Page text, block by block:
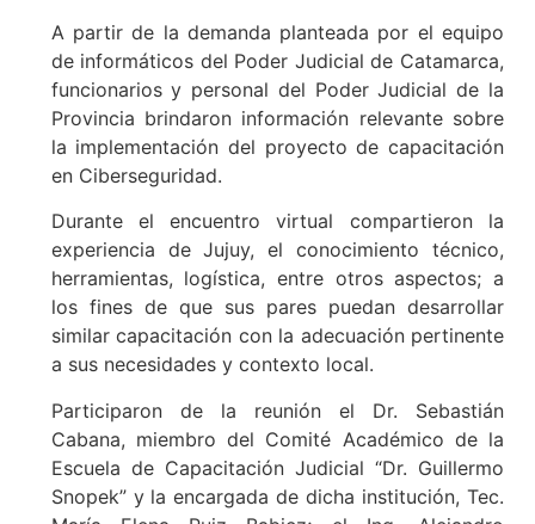
A partir de la demanda planteada por el equipo
de informáticos del Poder Judicial de Catamarca,
funcionarios y personal del Poder Judicial de la
Provincia brindaron información relevante sobre
la implementación del proyecto de capacitación
en Ciberseguridad.
Durante el encuentro virtual compartieron la
experiencia de Jujuy, el conocimiento técnico,
herramientas, logística, entre otros aspectos; a
los fines de que sus pares puedan desarrollar
similar capacitación con la adecuación pertinente
a sus necesidades y contexto local.
Participaron de la reunión el Dr. Sebastián
Cabana, miembro del Comité Académico de la
Escuela de Capacitación Judicial “Dr. Guillermo
Snopek” y la encargada de dicha institución, Tec.